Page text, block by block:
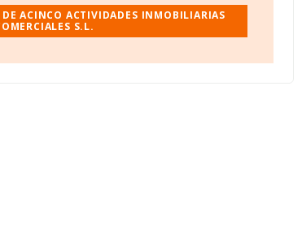
sobre 132.555 empresas pertenecientes al
alcanza los 22.737 millones de euros y el
entre todas las compañías asciende a los 171
de media son 1.
ACINCO ACTIVIDADES INMOBILIARIAS
S.L.